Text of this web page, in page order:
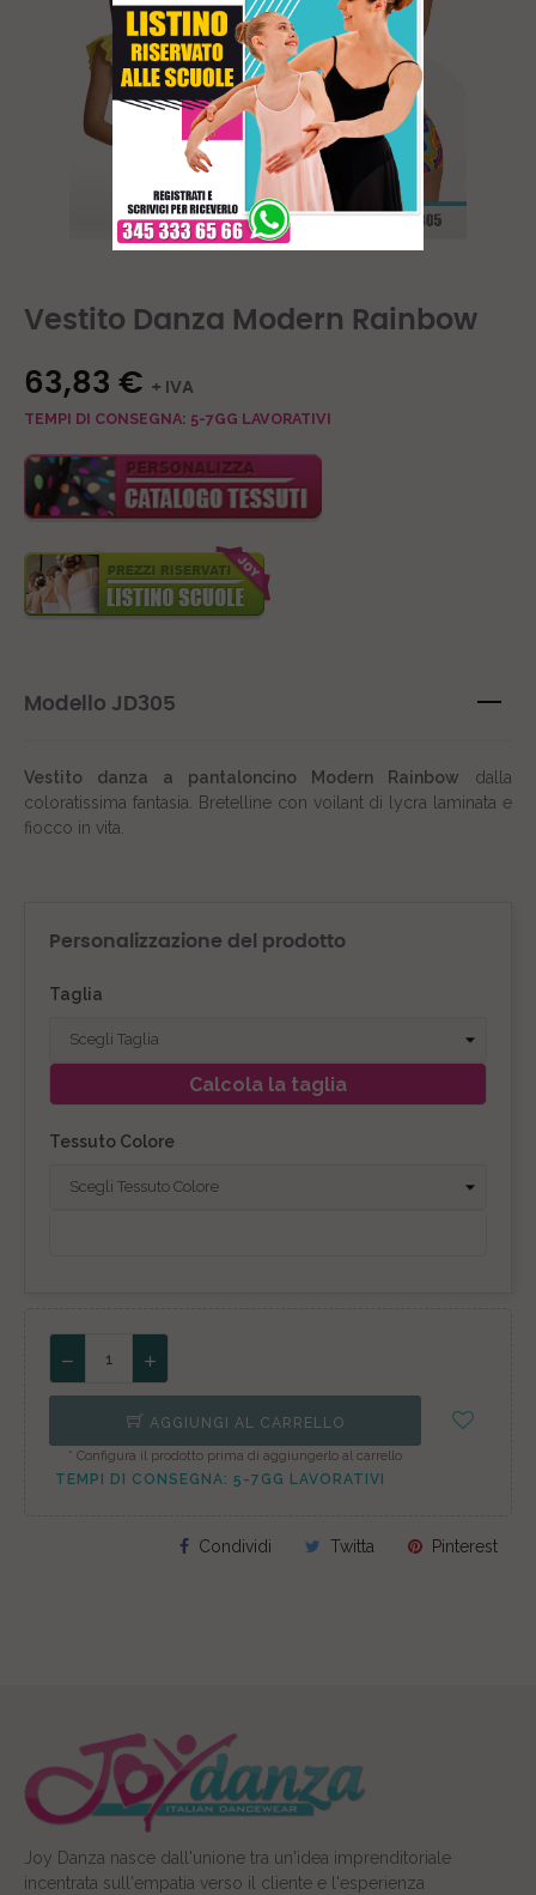
Vestito Danza Modern Rainbow
63,83 € + IVA
TEMPI DI CONSEGNA: 5-7GG LAVORATIVI
Modello JD305
Vestito danza a pantaloncino Modern Rainbow dalla
coloratissima fantasia. Bretelline con voilant di lycra laminata e
fiocco in vita.
Personalizzazione del prodotto
Taglia
Calcola la taglia
Tessuto Colore
AGGIUNGI AL CARRELLO
* Configura il prodotto prima di aggiungerlo al carrello
TEMPI DI CONSEGNA: 5-7GG LAVORATIVI
Condividi Twitta Pinterest
Joy Danza nasce dall'unione tra un'idea imprenditoriale
incentrata sull'empatia verso il cliente e l'esperienza